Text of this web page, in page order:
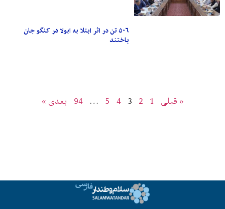
۵۰۶ تن در اثر ابتلا به ابولا در کنگو جان
باختند
« قبلی 1
2
3
4
5
…
94 بعدی »